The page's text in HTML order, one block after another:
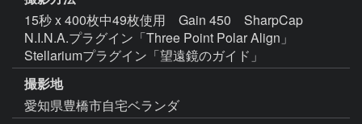
15秒 x 400枚中49枚使用 Gain 450 SharpCap
N.I.N.A.プラグイン「Three Point Polar Align」
Stellariumプラグイン「望遠鏡のガイド」
撮影地
愛知県豊橋市自宅ベランダ